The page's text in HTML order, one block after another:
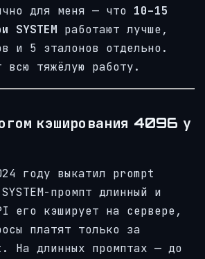
для меня — что 10–15
SYSTEM работают лучше,
и 5 эталонов отдельно.
всю тяжёлую работу.
кэширования 4096 у
году выкатил prompt
промпт длинный и
его кэширует на сервере,
платят только за
На длинных промптах — до